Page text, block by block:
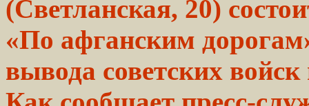
(Светланская, 20)
«По афганским
вывода советских